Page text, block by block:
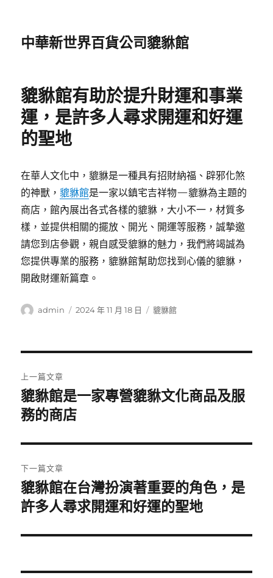
中華新世界百貨公司貔貅館
貔貅館有助於提升財運和事業
運，是許多人尋求開運和好運
的聖地
在華人文化中，貔貅是一種具有招財納福、辟邪化煞
的神獸，貔貅館是一家以鎮宅吉祥物—貔貅為主題的
商店，館內展出各式各樣的貔貅，大小不一，材質多
樣，並提供相關的擺放、開光、開運等服務，誠摯邀
請您到店參觀，親自感受貔貅的魅力，我們將竭誠為
您提供專業的服務，貔貅館幫助您找到心儀的貔貅，
開啟財運新篇章。
作
admin
發
2024 年 11 月 18 日
分
貔貅館
章
導
覽
上一篇文章
上
一
文
章:
貔貅館是一家專營貔貅文化商品及服
務的商店
下一篇文章
下
一
文
貔貅館在台灣扮演著重要的角色，是
許多人尋求開運和好運的聖地